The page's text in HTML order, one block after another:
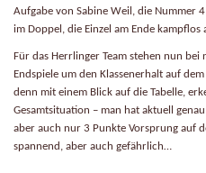
Aufgabe von Sabine Weil, die Nummer
im Doppel, die Einzel am Ende kampflos
Für das Herrlinger Team stehen nun
Endspiele um den Klassenerhalt auf
denn mit einem Blick auf die Tabelle,
Gesamtsituation – man hat aktuell
aber auch nur 3 Punkte Vorsprung auf
spannend, aber auch gefährlich…